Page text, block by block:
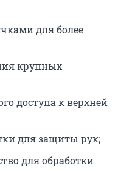
для более
крупных
доступа к верхней
для защиты рук;
для обработки